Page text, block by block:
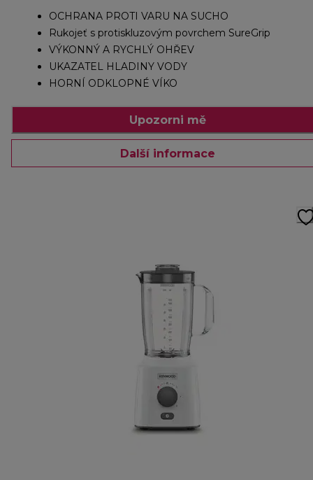
OCHRANA PROTI VARU NA SUCHO
Rukojeť s protiskluzovým povrchem SureGrip
VÝKONNÝ A RYCHLÝ OHŘEV
UKAZATEL HLADINY VODY
HORNÍ ODKLOPNÉ VÍKO
Upozorni mě
Další informace